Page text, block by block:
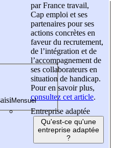
par France travail,
Cap emploi et ses
partenaires pour ses
actions concrètes en
faveur du recrutement,
de l’intégration et de
l’accompagnement de
ses collaborateurs en
situation de handicap.
Pour en savoir plus,
consultez cet article.
Entreprise adaptée
Qu'est-ce qu'une
entreprise adaptée
?